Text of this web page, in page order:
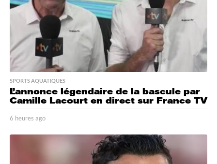
SPORTS AQUATIQUES
L’annonce légendaire de la bascule par
Camille Lacourt en direct sur France TV
6 heures ago
e